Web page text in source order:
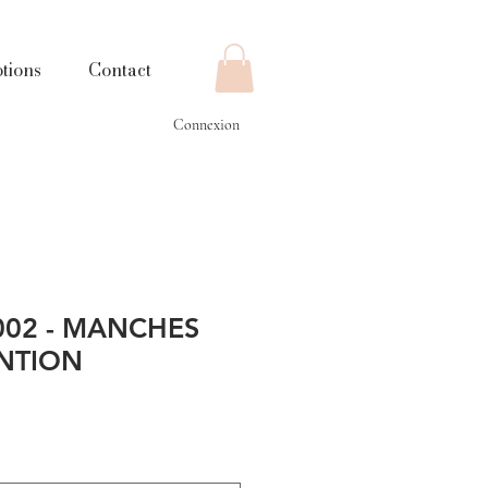
Contact
Connexion
- MANCHES